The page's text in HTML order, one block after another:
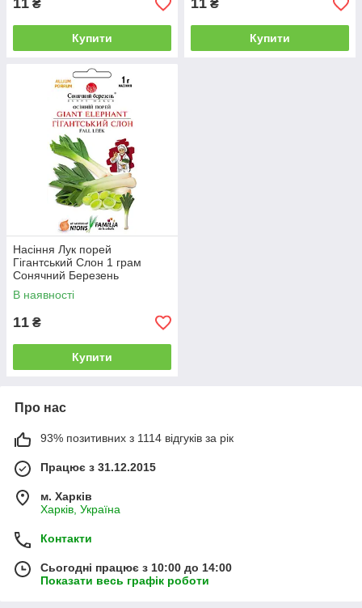
11 ₴
Купити
11 ₴
Купити
Насіння Лук порей
Гігантський Слон 1 грам
Сонячний Березень
В наявності
11 ₴
Купити
Про нас
93% позитивних з 1114 відгуків за рік
Працює з 31.12.2015
м. Харків
Харків, Україна
Контакти
Сьогодні працює з 10:00 до 14:00
Показати весь графік роботи